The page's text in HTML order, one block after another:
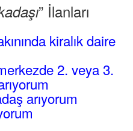
” İlanları
kiralık daire
2. veya 3.
arıyorum